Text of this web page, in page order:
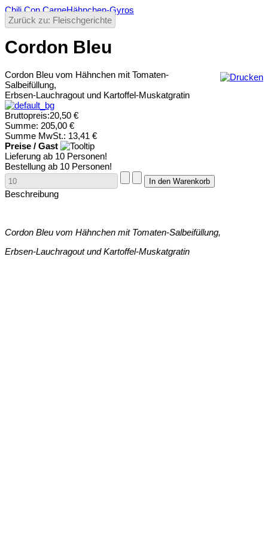
Chili Con CarneHähnchen-Gyros
Zurück zu: Fleischgerichte
Cordon Bleu
Cordon Bleu vom Hähnchen mit Tomaten-
Salbeifüllung,
Erbsen-Lauchragout und Kartoffel-Muskatgratin
Bruttopreis:20,50 €
Summe: 205,00 €
Summe MwSt.: 13,41 €
Preise / Gast
Lieferung ab 10 Personen!
Bestellung ab 10 Personen!
Beschreibung
Cordon Bleu vom Hähnchen mit Tomaten-Salbeifüllung,
Erbsen-Lauchragout und Kartoffel-Muskatgratin